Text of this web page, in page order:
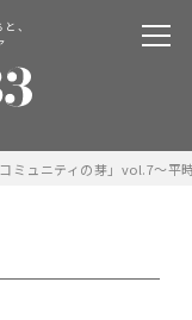
、
コミュニティの芽」vol.7～